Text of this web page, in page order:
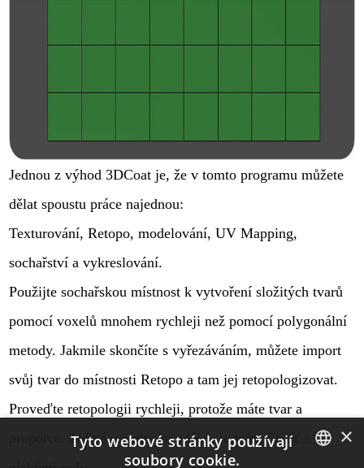
Jednou z výhod 3DCoat je, že v tomto programu můžete
dělat spoustu práce najednou:
Texturování, Retopo, modelování, UV Mapping,
sochařství a vykreslování.
Použijte sochařskou místnost k vytvoření složitých tvarů
pomocí voxelů mnohem rychleji než pomocí polygonální
metody. Jakmile skončíte s vyřezáváním, můžete import
svůj tvar do místnosti Retopo a tam jej retopologizovat.
Proveďte retopologii rychleji, protože máte tvar a
proporce. Jediné, co musíte udělat, je vytvořit síť s
×
Tyto webové stránky používají
soubory cookie.